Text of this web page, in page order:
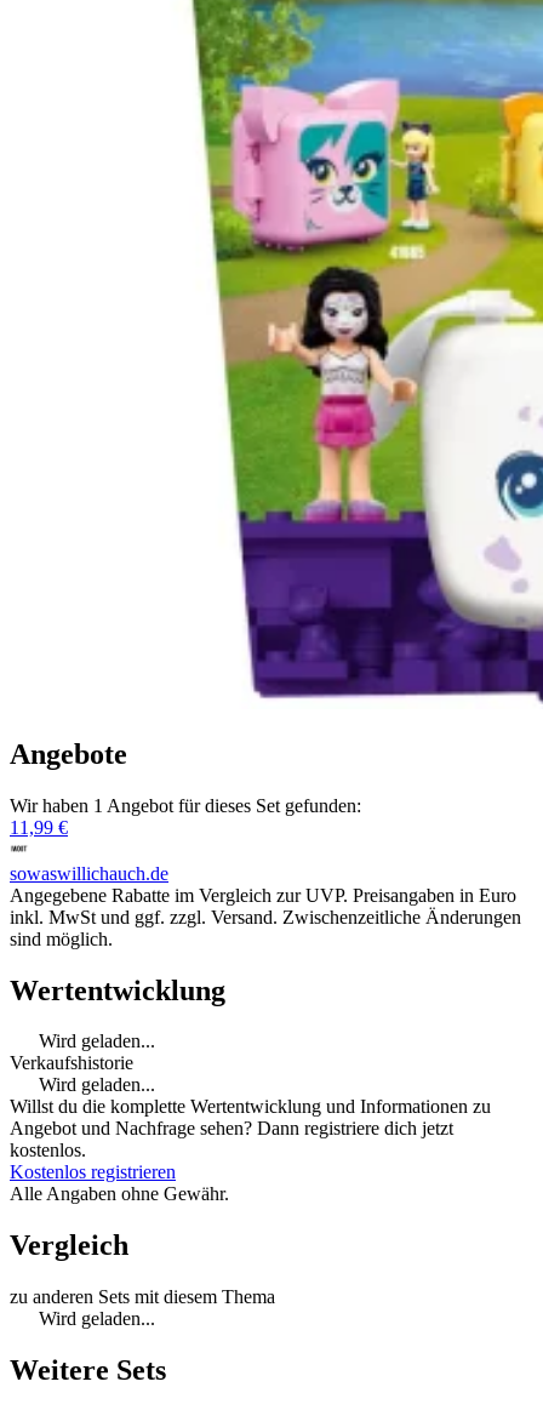
Angebote
Wir haben 1 Angebot für dieses Set gefunden:
11,99 €
sowaswillichauch.de
Angegebene Rabatte im Vergleich zur UVP. Preisangaben in Euro
inkl. MwSt und ggf. zzgl. Versand. Zwischenzeitliche Änderungen
sind möglich.
Wertentwicklung
Wird geladen...
Verkaufshistorie
Wird geladen...
Willst du die komplette Wertentwicklung und Informationen zu
Angebot und Nachfrage sehen? Dann registriere dich jetzt
kostenlos.
Kostenlos registrieren
Alle Angaben ohne Gewähr.
Vergleich
zu anderen Sets mit diesem Thema
Wird geladen...
Weitere Sets